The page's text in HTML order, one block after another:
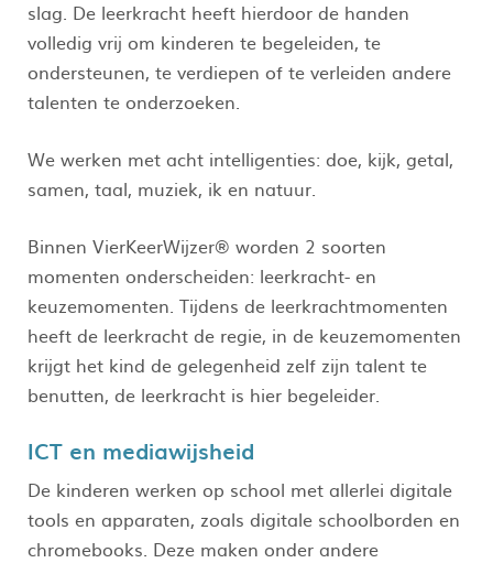
slag. De leerkracht heeft hierdoor de handen
volledig vrij om kinderen te begeleiden, te
ondersteunen, te verdiepen of te verleiden andere
talenten te onderzoeken.
We werken met acht intelligenties: doe, kijk, getal,
samen, taal, muziek, ik en natuur.
Binnen VierKeerWijzer® worden 2 soorten
momenten onderscheiden: leerkracht- en
keuzemomenten. Tijdens de leerkrachtmomenten
heeft de leerkracht de regie, in de keuzemomenten
krijgt het kind de gelegenheid zelf zijn talent te
benutten, de leerkracht is hier begeleider.
ICT en mediawijsheid
De kinderen werken op school met allerlei digitale
tools en apparaten, zoals digitale schoolborden en
chromebooks. Deze maken onder andere